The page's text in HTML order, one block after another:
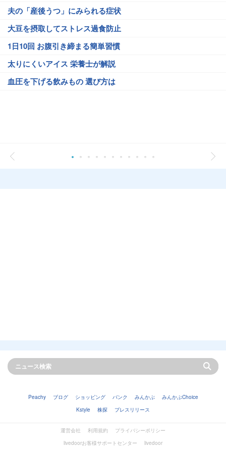
夫の「産後うつ」にみられる症状
大豆を摂取してストレス過食防止
1日10回 お腹引き締まる簡単習慣
太りにくいアイス 栄養士が解説
血圧を下げる飲みもの 選び方は
Peachy ブログ ショッピング バンク みんかぶ
みんかぶChoice
Kstyle
株探 プレスリリース
運営会社 利用規約
プライバシーポリシー
livedoorお客様サポートセンター
livedoor